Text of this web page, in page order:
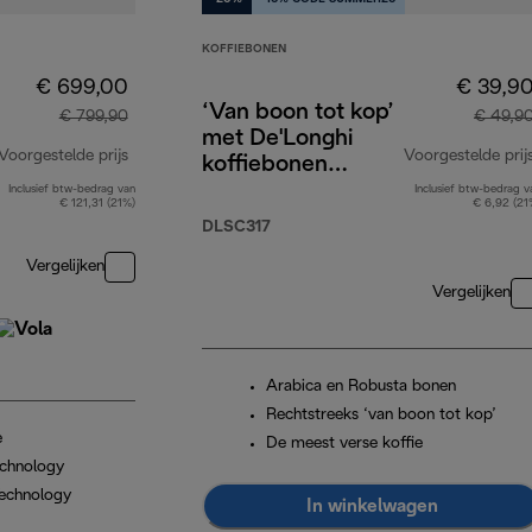
€ 699,00
€ 799,90
prijs
originele prijs € 799,90
Inclusief btw-bedrag van
€ 121,31 (21%)
Vergelijken
KOFFIEBONEN
‘Van boon tot kop’
met De'Longhi
koffiebonen
cappuccinoglazen
DLSC317
€
€
Voorgestelde
Inclusief btw-bedrag
€ 6,92
Vergelijken
Arabica en Robusta bonen
Rechtstreeks ‘van boon tot kop’
De meest verse koffie
In winkelwagen